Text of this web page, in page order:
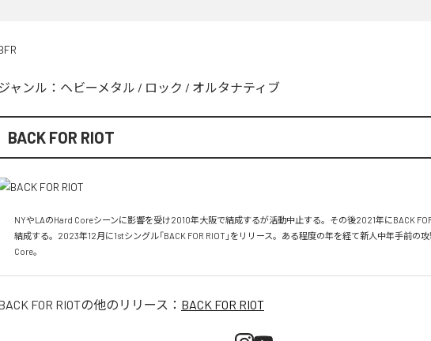
ャンル： ヘビーメタル / ロック / オルタナティブ
BACK FOR RIOT
NYやLAのHard Coreシーンに影響を受け2010年大阪で結成するが活動中止する。その後2021年にBACK
結成する。2023年12月に1stシングル「BACK FOR RIOT」をリリース。ある程度の年を経て新人中年手前の
Core。
FOR RIOTの他のリリース： BACK FOR RIOT